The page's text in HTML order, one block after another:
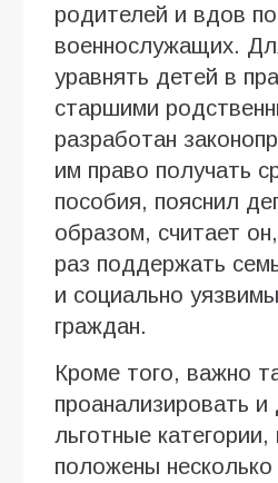
родителей и вдов
военнослужащих.
уравнять детей в
старшими
разработан
им право получать
пособия, пояснил
образом, считает
раз поддержать
и социально
граждан.
Кроме того, важно
проанализировать и
льготные
положены